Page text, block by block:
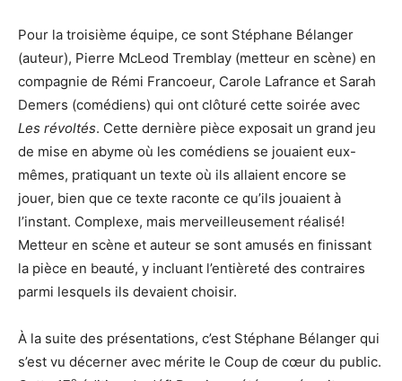
Pour la troisième équipe, ce sont Stéphane Bélanger
(auteur), Pierre McLeod Tremblay (metteur en scène) en
compagnie de Rémi Francoeur, Carole Lafrance et Sarah
Demers (comédiens) qui ont clôturé cette soirée avec
Les révoltés. Cette dernière pièce exposait un grand jeu
de mise en abyme où les comédiens se jouaient eux-
mêmes, pratiquant un texte où ils allaient encore se
jouer, bien que ce texte raconte ce qu’ils jouaient à
l’instant. Complexe, mais merveilleusement réalisé!
Metteur en scène et auteur se sont amusés en finissant
la pièce en beauté, y incluant l’entièreté des contraires
parmi lesquels ils devaient choisir.
À la suite des présentations, c’est Stéphane Bélanger qui
s’est vu décerner avec mérite le Coup de cœur du public.